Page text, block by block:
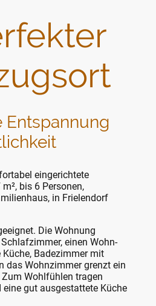
Entspannung
eingerichtete
bis 6 Personen,
in Frielendorf
Die Wohnung
einen Wohn-
Küche, Badezimmer mit
das Wohnzimmer grenzt ein
Wohlfühlen tragen
gut ausgestattete Küche